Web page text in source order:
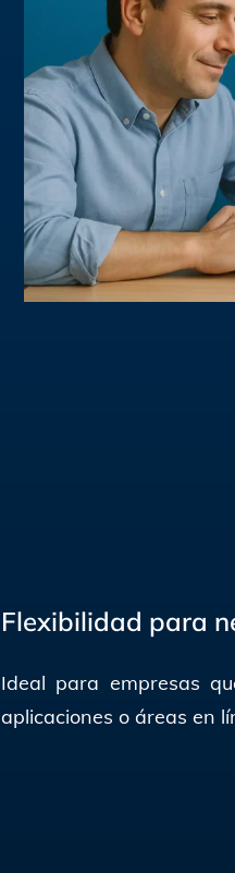
Flexibilidad para
Ideal para empresas
aplicaciones o áreas en